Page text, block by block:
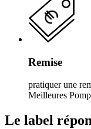
Remise
pratiquer une
Meilleures
Le label